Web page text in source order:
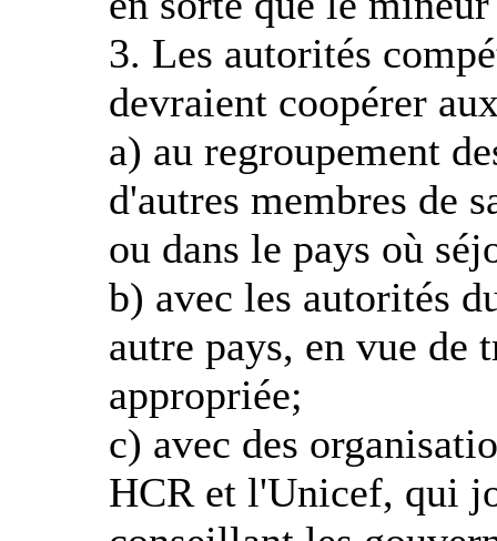
3. Les autorités
devraient coopérer
a) au regroupement
d'autres membres de
ou dans le pays où
b) avec les autorités
autre pays, en vue de
appropriée;
c) avec des
HCR et l'Unicef, qui